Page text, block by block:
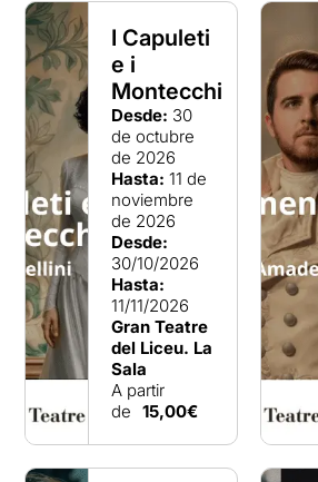
I Capuleti
e i
Montecchi
Desde: 30
de octubre
de 2026
Hasta: 11 de
noviembre
de 2026
Desde:
30/10/2026
Hasta:
11/11/2026
Gran Teatre
del Liceu. La
Sala
A partir
de 15,00€